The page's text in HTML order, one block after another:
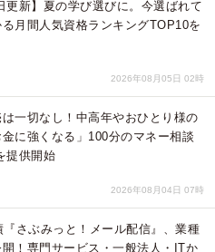
更新】夏の学び選びに。今選ばれて
月間人気資格ランキングTOP10を
2026年08月05日 02時
一切なし！中高年やおひとり様の
に強くなる」100分のマネー相談
提供開始
2026年08月04日 07時
さぶみっと！メール配信』、業種
！専門サービス・一般法人・ITか